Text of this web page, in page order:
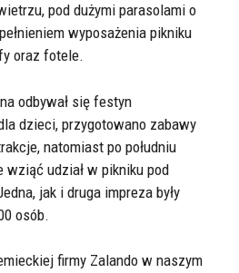
pod dużymi parasolami o
wyposażenia pikniku
oraz fotele.
odbywał się festyn
dzieci, przygotowano zabawy
natomiast po południu
udział w pikniku pod
jak i druga impreza były
osób.
firmy Zalando w naszym